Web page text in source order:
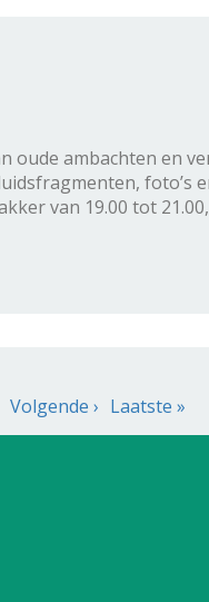
oude ambachten en
foto’s
van 19.00 tot
Volgende › Laatste »